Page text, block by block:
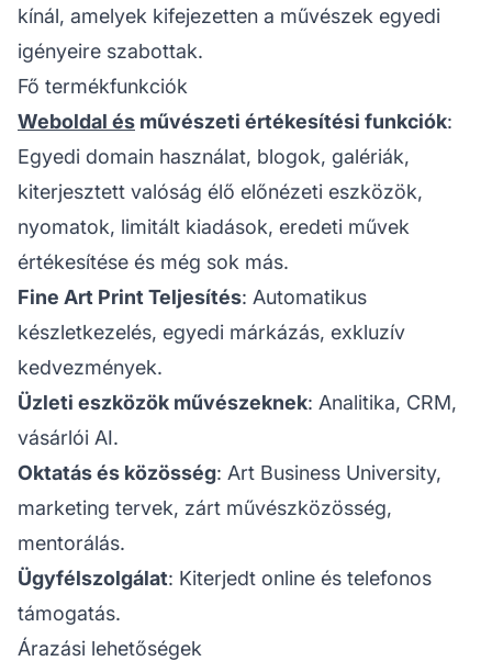
kínál, amelyek kifejezetten a művészek egyedi
igényeire szabottak.
Fő termékfunkciók
Weboldal és művészeti értékesítési funkciók:
Egyedi domain használat, blogok, galériák,
kiterjesztett valóság élő előnézeti eszközök,
nyomatok, limitált kiadások, eredeti művek
értékesítése és még sok más.
Fine Art Print Teljesítés: Automatikus
készletkezelés, egyedi márkázás, exkluzív
kedvezmények.
Üzleti eszközök művészeknek: Analitika, CRM,
vásárlói AI.
Oktatás és közösség: Art Business University,
marketing tervek, zárt művészközösség,
mentorálás.
Ügyfélszolgálat: Kiterjedt online és telefonos
támogatás.
Árazási lehetőségek